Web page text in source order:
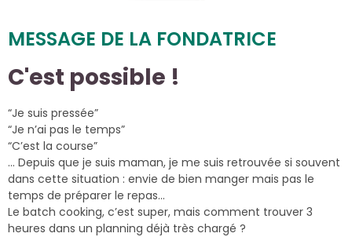
MESSAGE DE LA FONDATRICE
C'est possible !
“Je suis pressée”
“Je n’ai pas le temps”
“C’est la course”
… Depuis que je suis maman, je me suis retrouvée si souvent
dans cette situation : envie de bien manger mais pas le
temps de préparer le repas…
Le batch cooking, c’est super, mais comment trouver 3
heures dans un planning déjà très chargé ?